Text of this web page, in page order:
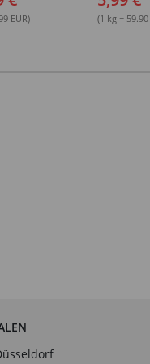
EUR)
Maldüse
(1 kg = 59.90